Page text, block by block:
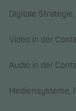
Digitale
Video in der
Audio in der
Mediensysteme,